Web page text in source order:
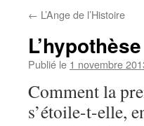
← L’Ange de l’Histoire
Publié le 1 novembre
Comment la
s’étoile-t-elle,